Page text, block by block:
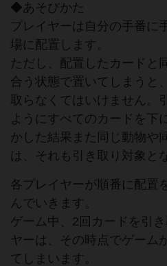
◆あそびかた
プレイヤーは自分の手番に
場に配置します。
ただし、配置したカードと
合う状態で置いてしまうと
取らなくてはいけません。
ようにすべてのカードを下
かした結果また同じ動物や
は、それも引き取り対象と
各プレイヤーが順番に配置
んでいきます。
ゲーム中、2回カードを引
ヤーは、その時点でゲーム
てしまいます。